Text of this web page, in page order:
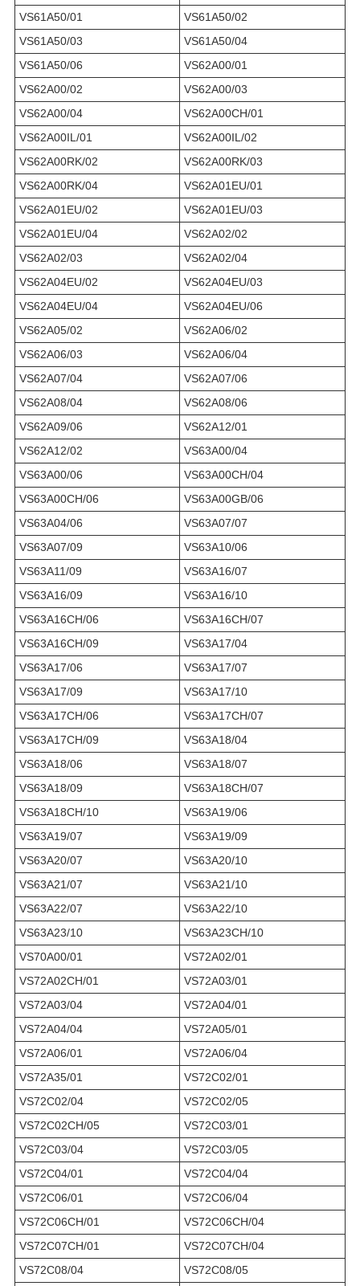
VS61A50/01
VS61A50/02
VS61A50/03
VS61A50/04
VS61A50/06
VS62A00/01
VS62A00/02
VS62A00/03
VS62A00/04
VS62A00CH/01
VS62A00IL/01
VS62A00IL/02
VS62A00RK/02
VS62A00RK/03
VS62A00RK/04
VS62A01EU/01
VS62A01EU/02
VS62A01EU/03
VS62A01EU/04
VS62A02/02
VS62A02/03
VS62A02/04
VS62A04EU/02
VS62A04EU/03
VS62A04EU/04
VS62A04EU/06
VS62A05/02
VS62A06/02
VS62A06/03
VS62A06/04
VS62A07/04
VS62A07/06
VS62A08/04
VS62A08/06
VS62A09/06
VS62A12/01
VS62A12/02
VS63A00/04
VS63A00/06
VS63A00CH/04
VS63A00CH/06
VS63A00GB/06
VS63A04/06
VS63A07/07
VS63A07/09
VS63A10/06
VS63A11/09
VS63A16/07
VS63A16/09
VS63A16/10
VS63A16CH/06
VS63A16CH/07
VS63A16CH/09
VS63A17/04
VS63A17/06
VS63A17/07
VS63A17/09
VS63A17/10
VS63A17CH/06
VS63A17CH/07
VS63A17CH/09
VS63A18/04
VS63A18/06
VS63A18/07
VS63A18/09
VS63A18CH/07
VS63A18CH/10
VS63A19/06
VS63A19/07
VS63A19/09
VS63A20/07
VS63A20/10
VS63A21/07
VS63A21/10
VS63A22/07
VS63A22/10
VS63A23/10
VS63A23CH/10
VS70A00/01
VS72A02/01
VS72A02CH/01
VS72A03/01
VS72A03/04
VS72A04/01
VS72A04/04
VS72A05/01
VS72A06/01
VS72A06/04
VS72A35/01
VS72C02/01
VS72C02/04
VS72C02/05
VS72C02CH/05
VS72C03/01
VS72C03/04
VS72C03/05
VS72C04/01
VS72C04/04
VS72C06/01
VS72C06/04
VS72C06CH/01
VS72C06CH/04
VS72C07CH/01
VS72C07CH/04
VS72C08/04
VS72C08/05